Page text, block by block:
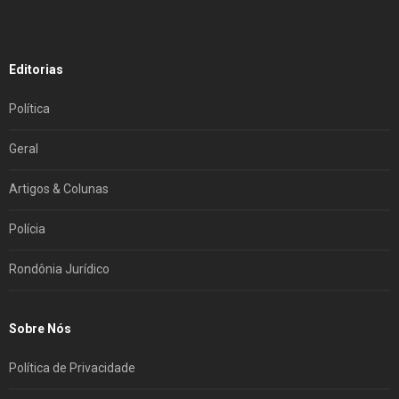
Editorias
Política
Geral
Artigos & Colunas
Polícia
Rondônia Jurídico
Sobre Nós
Política de Privacidade